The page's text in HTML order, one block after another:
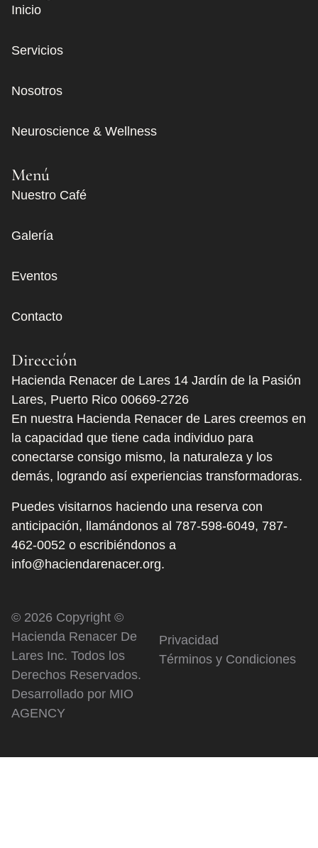
Inicio
Servicios
Nosotros
Neuroscience & Wellness
Menú
Nuestro Café
Galería
Eventos
Contacto
Dirección
Hacienda Renacer de Lares 14 Jardín de la Pasión
Lares, Puerto Rico 00669-2726
En nuestra Hacienda Renacer de Lares creemos en
la capacidad que tiene cada individuo para
conectarse consigo mismo, la naturaleza y los
demás, logrando así experiencias transformadoras.
Puedes visitarnos haciendo una reserva con
anticipación, llamándonos al 787-598-6049, 787-
462-0052 o escribiéndonos a
info@haciendarenacer.org.
© 2026 Copyright ©
Hacienda Renacer De
Lares Inc. Todos los
Derechos Reservados.
Desarrollado por MIO
AGENCY
Privacidad
Términos y Condiciones